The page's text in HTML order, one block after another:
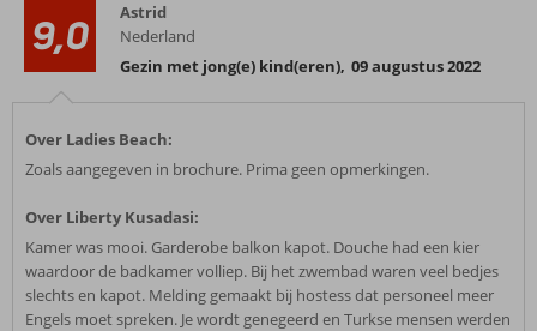
9,0
Astrid
Nederland
Gezin met jong(e) kind(eren), 09 augustus 2022
Over Ladies Beach:
Zoals aangegeven in brochure. Prima geen opmerkingen.
Over Liberty Kusadasi:
Kamer was mooi. Garderobe balkon kapot. Douche had een kier
waardoor de badkamer volliep. Bij het zwembad waren veel bedjes
slechts en kapot. Melding gemaakt bij hostess dat personeel meer
Engels moet spreken. Je wordt genegeerd en Turkse mensen werden